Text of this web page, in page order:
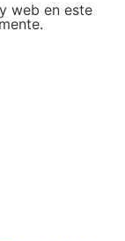
web en este